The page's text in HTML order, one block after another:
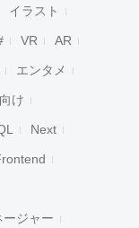
イラスト
VR AR
エンタメ
け
Next
ージャー